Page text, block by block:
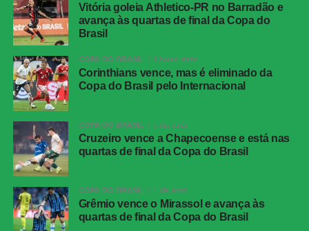
Corinthians x Athletico-PR
Competição
: Campeonato Brasileiro – 21ª rodada
Data e horário:30 de julho de 2026 (quinta-feira), às
19h30 (de Brasília)
Local:Neo Química Arena, em São Paulo (SP)
FICHA
TÉCNICA
Placar
Competição
Campeonato Brasileiro — 20ª rodada
Data
26 de julho de 2026, domingo
Vitória goleia Athletico-PR no Barradão e
avança às quartas de final da Copa do
Brasil
COPA DO BRASIL 9 horas atrás
Corinthians vence, mas é eliminado da
Copa do Brasil pelo Internacional
COPA DO BRASIL 1 dia atrás
Cruzeiro vence a Chapecoense e está nas
quartas de final da Copa do Brasil
COPA DO BRASIL 1 dia atrás
Grêmio vence o Mirassol e avança às
quartas de final da Copa do Brasil